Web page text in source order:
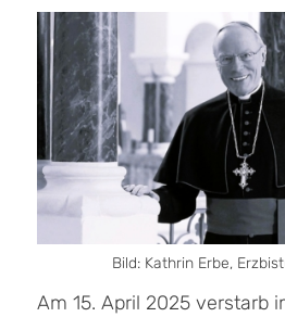
Bild: Kathrin Erbe,
Am 15. April 2025 verstarb